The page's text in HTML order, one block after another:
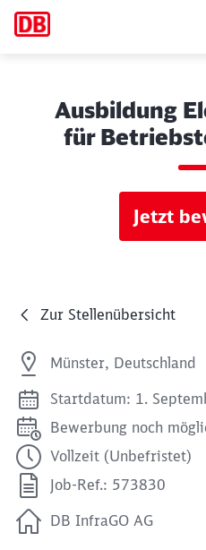
Ausbildung
für
Jetzt
Zur Stellenübersicht
Münster, Deutschland
Startdatum: 1.
Bewerbung noch
Vollzeit (Unbefristet)
Job-Ref.: 573830
DB InfraGO AG